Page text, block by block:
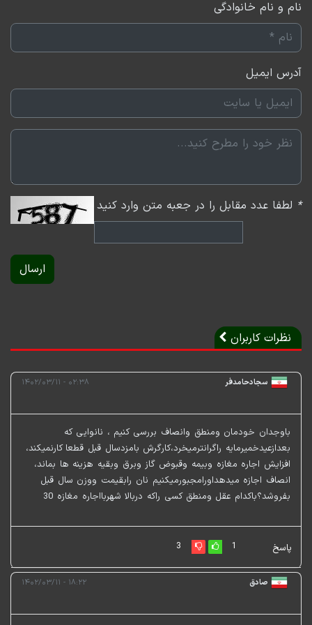
نام و نام خانوادگی
آدرس ایمیل
* لطفا عدد مقابل را در جعبه متن وارد کنید
ارسال
نظرات کاربران
سجادحامدفر ۰۲:۳۸ - ۱۴۰۲/۰۳/۱۱
باوجدان خودمان ومنطق وانصاف بررسی کنیم ، نانوایی که
بعدازعیدخمیرمایه راگرانترمیخرد،کارگرش بامزدسال قبل قطعا کارنمیکند،
افزایش اجاره مغازه وبیمه وقبوض گاز وبرق وبقیه هزینه ها بماند،
انصاف اجازه میدهداورامجبورمیکنیم نان رابقیمت ووزن سال قبل
بفروشد؟باکدام عقل ومنطق کسی راکه دربالا شهربااجاره مغازه 30
پاسخ 1
3
صادق ۱۸:۲۲ - ۱۴۰۲/۰۳/۱۱